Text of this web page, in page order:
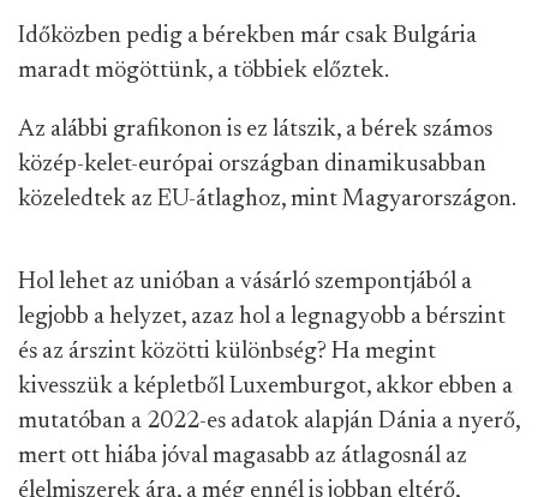
Időközben pedig a bérekben már csak Bulgária
maradt mögöttünk, a többiek előztek.
Az alábbi grafikonon is ez látszik, a bérek számos
közép-kelet-európai országban dinamikusabban
közeledtek az EU-átlaghoz, mint Magyarországon.
Hol lehet az unióban a vásárló szempontjából a
legjobb a helyzet, azaz hol a legnagyobb a bérszint
és az árszint közötti különbség? Ha megint
kivesszük a képletből Luxemburgot, akkor ebben a
mutatóban a 2022-es adatok alapján Dánia a nyerő,
mert ott hiába jóval magasabb az átlagosnál az
élelmiszerek ára, a még ennél is jobban eltérő,